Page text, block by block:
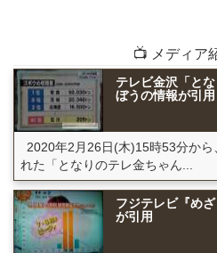
📺 メディア
テレビ金沢「と
ぼうの情報が引用
2020年2月26日(木)15時53分から
れた「となりのテレ金ちゃん...
フジテレビ『め
が引用